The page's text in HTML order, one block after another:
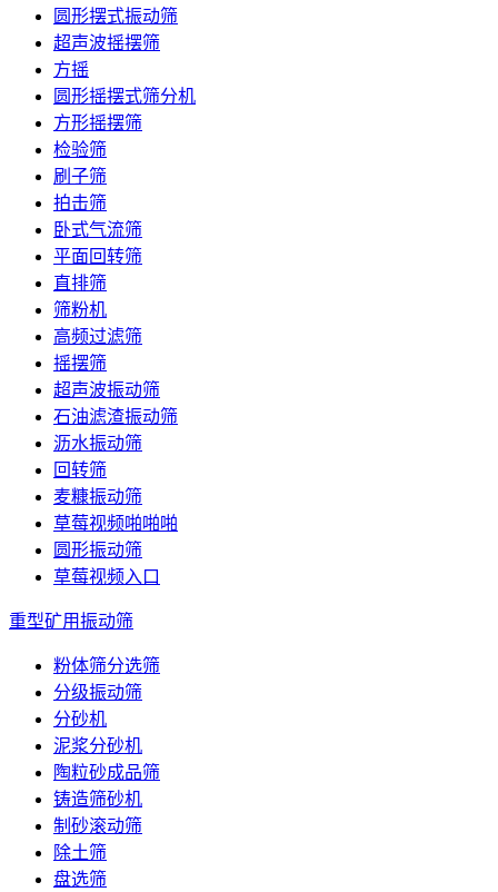
圆形摆式振动筛
超声波摇摆筛
方摇
圆形摇摆式筛分机
方形摇摆筛
检验筛
刷子筛
拍击筛
卧式气流筛
平面回转筛
直排筛
筛粉机
高频过滤筛
摇摆筛
超声波振动筛
石油滤渣振动筛
沥水振动筛
回转筛
麦糠振动筛
草莓视频啪啪啪
圆形振动筛
草莓视频入口
重型矿用振动筛
粉体筛分选筛
分级振动筛
分砂机
泥浆分砂机
陶粒砂成品筛
铸造筛砂机
制砂滚动筛
除土筛
盘选筛